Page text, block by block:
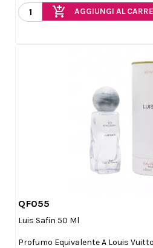
add_shopping_cart AGGIUNGI AL
QF055
Luis Safin 50 Ml
Profumo Equivalente A Louis